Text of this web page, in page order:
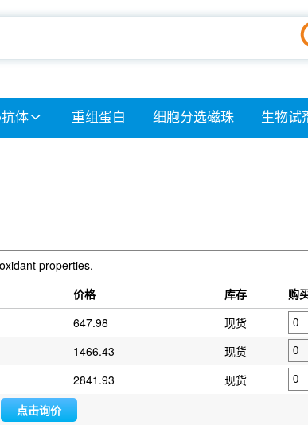
抗体 重组蛋白 细胞分选磁珠 生物试
properties.
价格 库存
购
647.98
现货
1466.43
现货
2841.93
现货
点击询价